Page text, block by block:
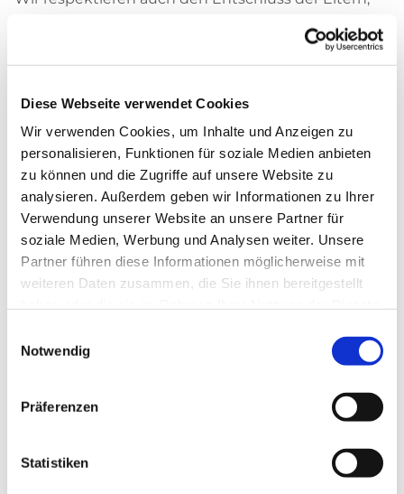
Diese Webseite verwendet Cookies
Wir verwenden Cookies, um Inhalte und Anzeigen zu
personalisieren, Funktionen für soziale Medien anbieten
zu können und die Zugriffe auf unsere Website zu
analysieren. Außerdem geben wir Informationen zu Ihrer
Verwendung unserer Website an unsere Partner für
soziale Medien, Werbung und Analysen weiter. Unsere
Partner führen diese Informationen möglicherweise mit
weiteren Daten zusammen, die Sie ihnen bereitgestellt
Notwendig
Präferenzen
Statistiken
die ihren Kindern die Möglichkeit zur eigenen
Entscheidung in Glaubensdingen eröffnen wollen.
christliche Erziehung die notwendige Grundlage
ist.
DIE TAUFPATEN
Die Aufgabe der Taufpaten ist es, an der Erziehung
im Glauben mitzuwirken. Das versprechen sie im
Taufgottesdienst. Darum können nur Angehörige
der evangelischen oder einer anderen christlichen
Kirche das Patenamt übernehmen. Als Patin/Pate
benötigen Sie einen Patenschein, den Sie in Ihrer
Sie sich dafür bitte an Ihr Kirchengemeindebüro.
Sollten Sie keine geeignete Person kennen, die das